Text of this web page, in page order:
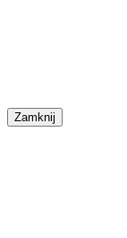
Zamknij